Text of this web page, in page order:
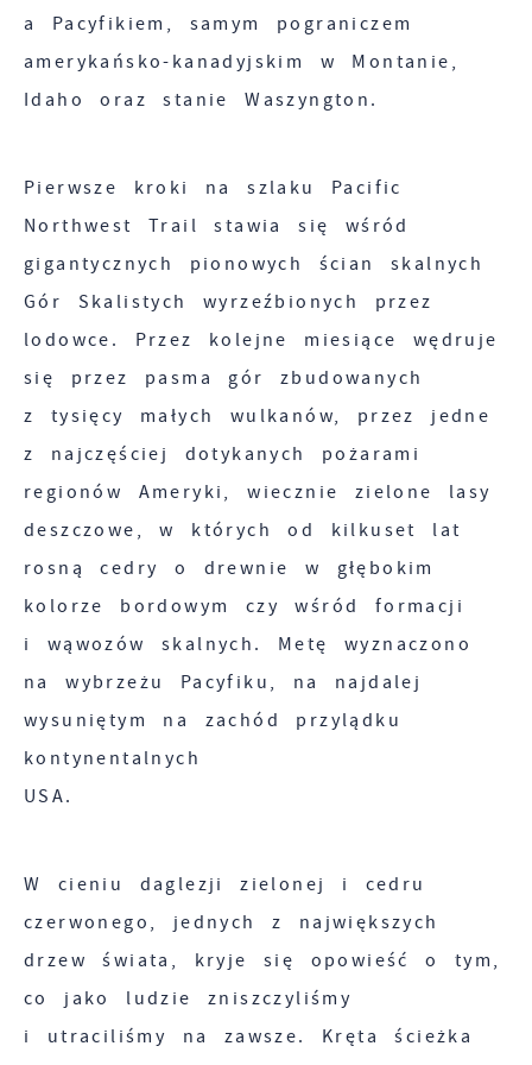
a Pacyfikiem, samym pograniczem
amerykańsko-kanadyjskim w Montanie,
Idaho oraz stanie Waszyngton.
Pierwsze kroki na szlaku Pacific
Northwest Trail stawia się wśród
gigantycznych pionowych ścian skalnych
Gór Skalistych wyrzeźbionych przez
lodowce. Przez kolejne miesiące wędruje
się przez pasma gór zbudowanych
z tysięcy małych wulkanów, przez jedne
z najczęściej dotykanych pożarami
regionów Ameryki, wiecznie zielone lasy
deszczowe, w których od kilkuset lat
rosną cedry o drewnie w głębokim
kolorze bordowym czy wśród formacji
i wąwozów skalnych. Metę wyznaczono
na wybrzeżu Pacyfiku, na najdalej
wysuniętym na zachód przylądku
kontynentalnych
USA.
W cieniu daglezji zielonej i cedru
czerwonego, jednych z największych
drzew świata, kryje się opowieść o tym,
co jako ludzie zniszczyliśmy
i utraciliśmy na zawsze. Kręta ścieżka
witryny internetowej. Treści promocyjne mogą
pojawić się na stronach podmiotów trzecich
lub firm będących naszymi partnerami oraz
treści w postaci wiadomości, ofert,
komunikatów mediów społecznościowych.